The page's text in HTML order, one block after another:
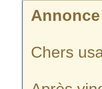
Annonce
Chers